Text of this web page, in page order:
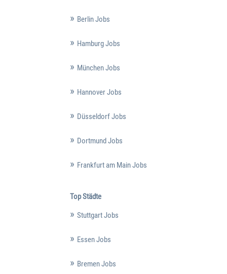
Berlin Jobs
Hamburg Jobs
München Jobs
Hannover Jobs
Düsseldorf Jobs
Dortmund Jobs
Frankfurt am Main Jobs
Top Städte
Stuttgart Jobs
Essen Jobs
Bremen Jobs